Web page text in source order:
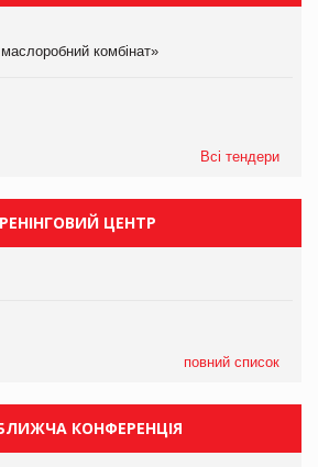
комбінат»
Всі тендери
ЦЕНТР
повний список
КОНФЕРЕНЦІЯ